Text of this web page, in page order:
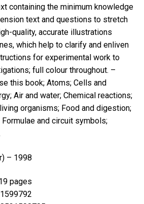
containing the minimum knowledge
text and questions to stretch
quality, accurate illustrations
which help to clarify and enliven
for experimental work to
full colour throughout. –
this book; Atoms; Cells and
Air and water; Chemical reactions;
organisms; Food and digestion;
and circuit symbols;
– 1998
pages
0521599792